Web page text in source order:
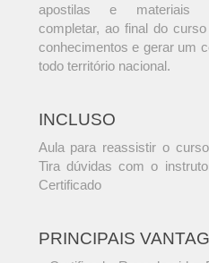
apostilas e materiais
completar, ao final do
conhecimentos e gerar um
todo território nacional.
INCLUSO
Aula para reassistir o
Tira dúvidas com o
Certificado
PRINCIPAIS